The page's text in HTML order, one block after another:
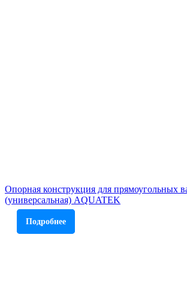
Опорная конструкция для прямоугольных
(универсальная) AQUATEK
Подробнее